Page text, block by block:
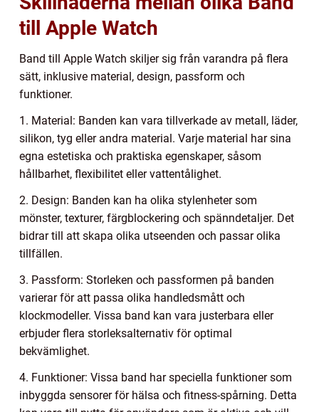
till Apple Watch
Band till Apple Watch skiljer sig från varandra på flera
sätt, inklusive material, design, passform och
funktioner.
1. Material: Banden kan vara tillverkade av metall, läder,
silikon, tyg eller andra material. Varje material har sina
egna estetiska och praktiska egenskaper, såsom
hållbarhet, flexibilitet eller vattentålighet.
2. Design: Banden kan ha olika stylenheter som
mönster, texturer, färgblockering och spänndetaljer. Det
bidrar till att skapa olika utseenden och passar olika
tillfällen.
3. Passform: Storleken och passformen på banden
varierar för att passa olika handledsmått och
klockmodeller. Vissa band kan vara justerbara eller
erbjuder flera storleksalternativ för optimal
bekvämlighet.
4. Funktioner: Vissa band har speciella funktioner som
inbyggda sensorer för hälsa och fitness-spårning. Detta